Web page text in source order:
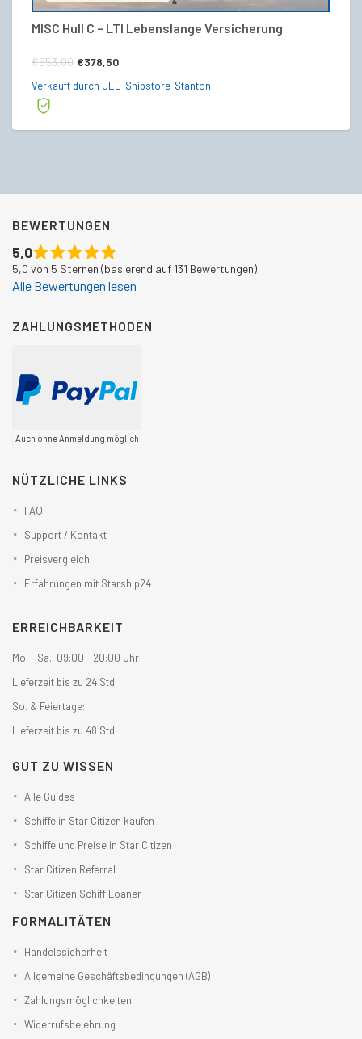
MISC Hull C – LTI Lebenslange Versicherung
€553,00 Ursprünglicher
Preis
€553,00
€378,50
Preis
€378,50.
Verkauft durch UEE-Shipstore-Stanton
BEWERTUNGEN
5,0
5,0 von 5 Sternen (basierend auf 131 Bewertungen)
Alle Bewertungen lesen
ZAHLUNGSMETHODEN
Auch ohne Anmeldung möglich
NÜTZLICHE LINKS
FAQ
Support / Kontakt
Preisvergleich
Erfahrungen mit Starship24
ERREICHBARKEIT
Mo. - Sa.: 09:00 - 20:00 Uhr
Lieferzeit bis zu 24 Std.
So. & Feiertage:
Lieferzeit bis zu 48 Std.
GUT ZU WISSEN
Alle Guides
Schiffe in Star Citizen kaufen
Schiffe und Preise in Star Citizen
Star Citizen Referral
Star Citizen Schiff Loaner
FORMALITÄTEN
Handelssicherheit
Allgemeine Geschäftsbedingungen (AGB)
Zahlungsmöglichkeiten
Widerrufsbelehrung